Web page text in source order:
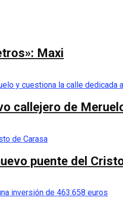
Maxi
callejero de
puente del